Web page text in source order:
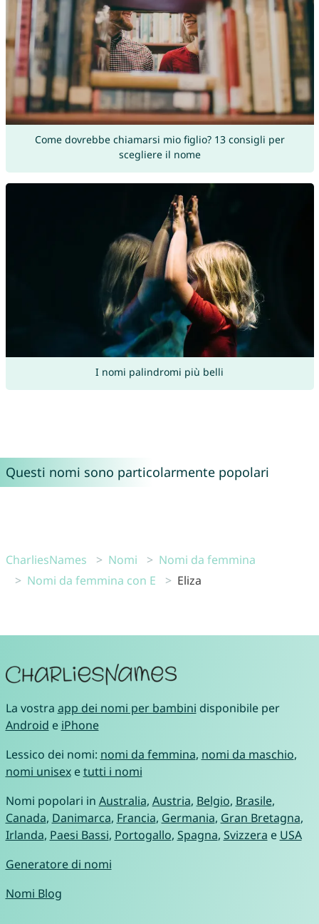
Come dovrebbe chiamarsi mio figlio? 13 consigli per
scegliere il nome
I nomi palindromi più belli
Questi nomi sono particolarmente popolari
CharliesNames Nomi
Nomi da femmina
Nomi da femmina con E
Eliza
La vostra app dei nomi per bambini disponibile per
Android e iPhone
Lessico dei nomi: nomi da femmina, nomi da maschio,
nomi unisexetutti i nomi
Nomi popolari in Australia, Austria, Belgio, Brasile,
Canada, Danimarca, Francia, Germania, Gran Bretagna,
Irlanda, Paesi Bassi, Portogallo, Spagna, Svizzera e USA
Generatore di nomi
Nomi Blog